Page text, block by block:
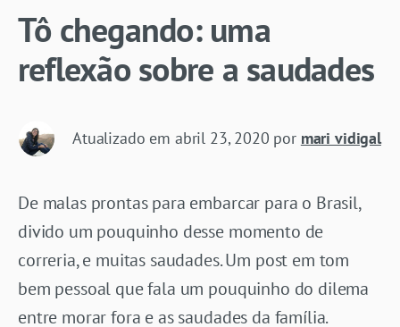
Tô chegando: uma
reflexão sobre a saudades
Atualizado em abril 23, 2020 por mari vidigal
De malas prontas para embarcar para o Brasil,
divido um pouquinho desse momento de
correria, e muitas saudades. Um post em tom
bem pessoal que fala um pouquinho do dilema
entre morar fora e as saudades da família.